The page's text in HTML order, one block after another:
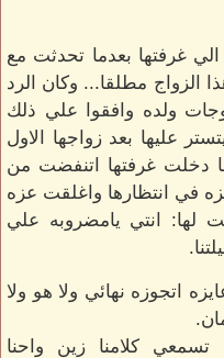
غرفتها بعدما تحدثت مع
الزواج مطلقا... وكان الرد
ولده وافقوا علي ذلك
عليها بعد زواجها الاول
دخلت غرفتها اتنفضت من
في انتظارها واغلقت عزه
لها: انتي يامضروبه علي
اتجوزه نهائي ولا هو ولا
كلامنا زين واحنا